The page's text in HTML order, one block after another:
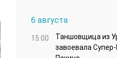
6 августа
15:00
Таншовщица из
завоевала